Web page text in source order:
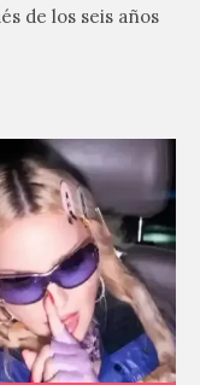
de los seis años